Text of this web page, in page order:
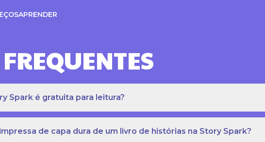
APRENDER
Spark é gratuita para leitura?
de capa dura de um livro de histórias na Story Spark?